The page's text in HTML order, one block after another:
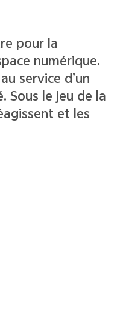
grâce à
couleurs
accrue
clairs, nets et